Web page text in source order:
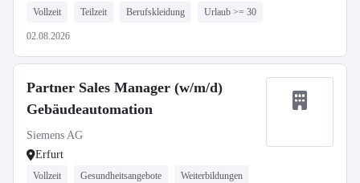
Vollzeit Teilzeit Berufskleidung Urlaub >= 30
02.08.2026
Partner Sales Manager (w/m/d)
Gebäudeautomation
Siemens AG
Erfurt
Vollzeit Gesundheitsangebote Weiterbildungen